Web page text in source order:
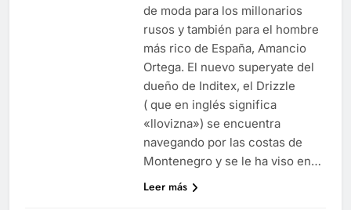
de moda para los millonarios
rusos y también para el hombre
más rico de España, Amancio
Ortega. El nuevo superyate del
dueño de Inditex, el Drizzle
( que en inglés significa
«llovizna») se encuentra
navegando por las costas de
Montenegro y se le ha viso en…
Leer más